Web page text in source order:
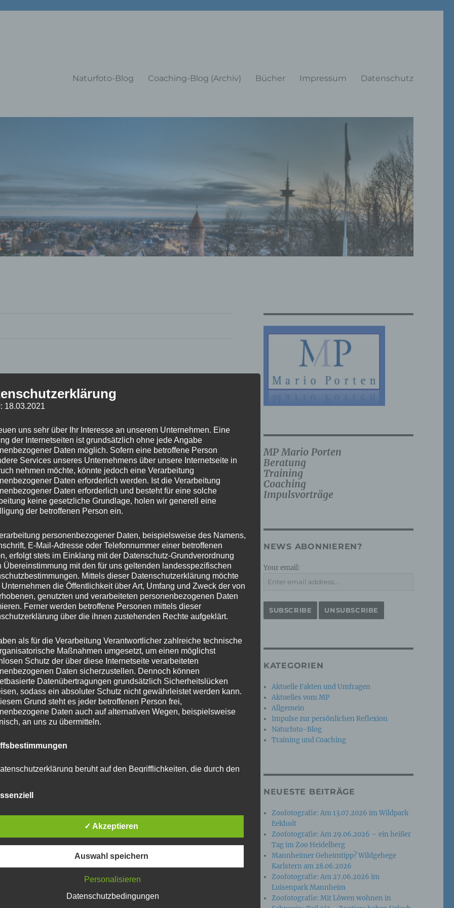
Naturfoto-Blog Coaching-Blog (Archiv) Bücher Impressum Datenschutz
MP Mario Porten
Beratung
Training
Coaching
Impulsvorträge
NEWS ABONNIEREN?
Your email:
KATEGORIEN
Aktuelle Fakten und Umfragen
Aktuelles vom MP
Allgemein
Impulse zur persönlichen Reflexion
Naturfoto-Blog
Training und Coaching
NEUESTE BEITRÄGE
Zoofotografie: Am 13.07.2026 im Wildpark
Eekholt
Zoofotografie: Am 29.06.2026 – ein heißer
Tag im Zoo Heidelberg
Mannheimer Geheimtipp? Wildgehege
Karlstern am 28.06.2026
Zoofotografie: Am 27.06.2026 im
Luisenpark Mannheim
Zoofotografie: Mit Löwen wohnen in
18.03.2021
uns sehr über Ihr Interesse an unserem Unternehmen. Eine
der Internetseiten ist grundsätzlich ohne jede Angabe
Daten möglich. Sofern eine betroffene Person
Services unseres Unternehmens über unsere Internetseite in
nehmen möchte, könnte jedoch eine Verarbeitung
Daten erforderlich werden. Ist die Verarbeitung
Daten erforderlich und besteht für eine solche
keine gesetzliche Grundlage, holen wir generell eine
der betroffenen Person ein.
personenbezogener Daten, beispielsweise des Namens,
E-Mail-Adresse oder Telefonnummer einer betroffenen
erfolgt stets im Einklang mit der Datenschutz-Grundverordnung
Übereinstimmung mit den für uns geltenden landesspezifischen
Mittels dieser Datenschutzerklärung möchte
Unternehmen die Öffentlichkeit über Art, Umfang und Zweck der von
genutzten und verarbeiteten personenbezogenen Daten
Ferner werden betroffene Personen mittels dieser
über die ihnen zustehenden Rechte aufgeklärt.
als für die Verarbeitung Verantwortlicher zahlreiche technische
Maßnahmen umgesetzt, um einen möglichst
Schutz der über diese Internetseite verarbeiteten
Daten sicherzustellen. Dennoch können
Datenübertragungen grundsätzlich Sicherheitslücken
sodass ein absoluter Schutz nicht gewährleistet werden kann.
Grund steht es jeder betroffenen Person frei,
Daten auch auf alternativen Wegen, beispielsweise
an uns zu übermitteln.
beruht auf den Begrifflichkeiten, die durch den
Grundverordnung (DS-GVO) verwendet wurden. Unsere
soll sowohl für die Öffentlichkeit als auch für unsere
gewährleisten, möchten wir vorab die verwendeten
in dieser Datenschutzerklärung unter anderem die
✓ Akzeptieren
Auswahl speichern
Personalisieren
Datenschutzbedingungen